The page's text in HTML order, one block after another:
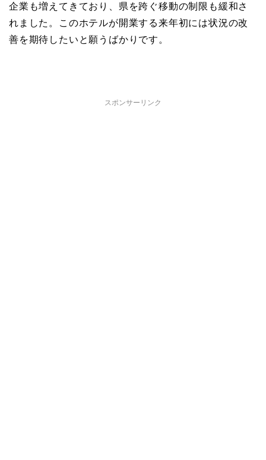
企業も増えてきており、県を跨ぐ移動の制限も緩和さ
れました。このホテルが開業する来年初には状況の改
善を期待したいと願うばかりです。
スポンサーリンク